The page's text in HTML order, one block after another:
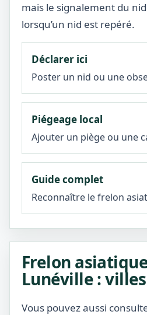
mais le signalement du
lorsqu’un nid est repéré.
Déclarer ici
Poster un nid ou une
Piégeage local
Ajouter un piège ou une
Guide complet
Reconnaître le frelon
Frelon
Lunéville :
Vous pouvez aussi